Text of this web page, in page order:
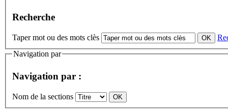
Recherche
Taper mot ou des mots clès
Navigation par
Navigation par :
Nom de la sections